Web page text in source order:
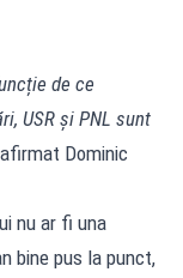
de ce
USR și PNL sunt
Dominic
nu ar fi una
bine pus la punct,